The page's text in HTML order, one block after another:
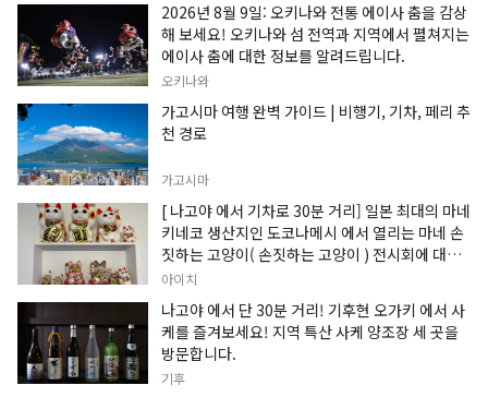
2026년 8월 9일: 오키나와 전통 에이사 춤을 감상
해 보세요! 오키나와 섬 전역과 지역에서 펼쳐지는
에이사 춤에 대한 정보를 알려드립니다.
오키나와
가고시마 여행 완벽 가이드 | 비행기, 기차, 페리 추
천 경로
가고시마
[ 나고야 에서 기차로 30분 거리] 일본 최대의 마네
키네코 생산지인 도코나메시 에서 열리는 마네 손
짓하는 고양이( 손짓하는 고양이 ) 전시회에 대한
정보입니다.
아이치
나고야 에서 단 30분 거리! 기후현 오가키 에서 사
케를 즐겨보세요! 지역 특산 사케 양조장 세 곳을
방문합니다.
기후